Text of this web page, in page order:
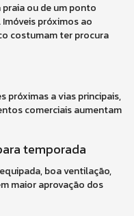
ou de um ponto
próximos ao
costumam ter procura
próximas a vias principais,
comerciais aumentam
temporada
boa ventilação,
maior aprovação dos